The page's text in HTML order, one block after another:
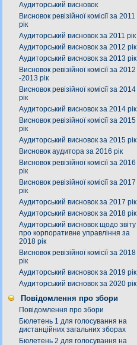
Аудиторський висновок
Висновок ревізійної комісії за 2011
рік
Аудиторський висновок за 2011 рік
Аудиторський висновок за 2012 рік
Аудиторський висновок за 2013 рік
Висновок ревізійної комісії за 2012
-2013 рік
Висновок ревізійної комісії за 2014
рік
Аудиторський висновок за 2014 рік
Висновок ревізійної комісії за 2015
рік
Аудиторський висновок за 2015 рік
Висновок аудитора за 2016 рік
Висновок ревізійної комісії за 2016
рік
Висновок ревізійної комісії за 2017
рік
Аудиторський висновок за 2017 рік
Аудиторський висновок за 2018 рік
Аудиторський висновок щодо звіту
про корпоративне управління за
2018 рік
Висновок ревізійної комісії за 2018
рік
Аудиторський висновок за 2019 рік
Аудиторський висновок за 2020 рік
Повідомлення про збори
Повідомлення про збори
Бюлетень 1 для голосування на
дистанційних загальних зборах
Бюлетень 2 для голосування на